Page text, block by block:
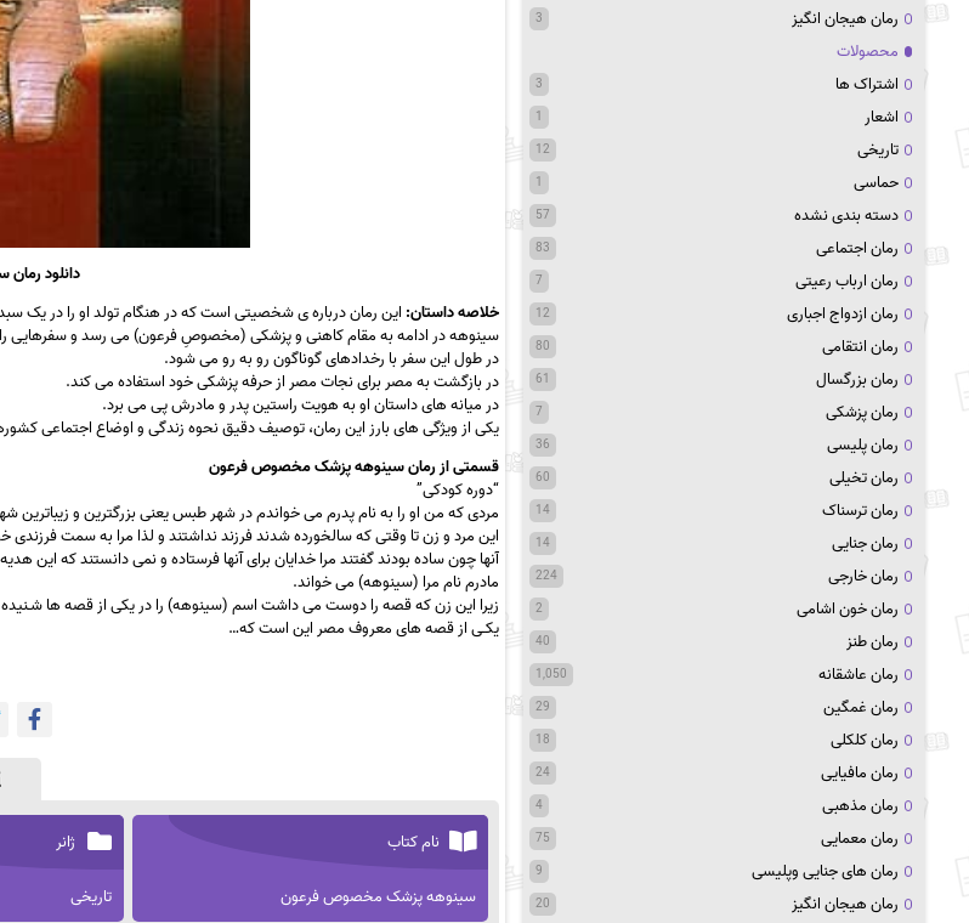
دانلود
خلاصه داستان: این رمان درباره ی شخصیتی است که در هنگام تولد او را در یک
سینوهه در ادامه به مقام کاهنی و پزشکی (مخصوصِ فرعون) می رسد و سفرهایی را
در طول این سفر با رخدادهای گوناگون رو به رو می شود.
در بازگشت به مصر برای نجات مصر از حرفه پزشکی خود استفاده می کند.
در میانه های داستان او به هویت راستین پدر و مادرش پی می برد.
یکی از ویژگی های بارز این رمان، توصیف دقیق نحوه زندگی و اوضاع اجتماعی
قسمتی از رمان سینوهه پزشک مخصوص فرعون
“دوره ﮐﻮدﮐﯽ”
ﻣﺮدی ﮐﻪ ﻣﻦ او را ﺑﻪ ﻧﺎم ﭘﺪرم ﻣﯽ ﺧﻮاﻧﺪم در ﺷﻬﺮ ﻃﺒﺲ ﯾﻌﻨﯽ بزرگترﯾﻦ و زﯾﺒﺎﺗﺮﯾﻦ
اﯾﻦ ﻣﺮد و زن ﺗﺎ وﻗﺘﯽ ﮐﻪ ﺳﺎلخورده ﺷﺪﻧﺪ ﻓﺮزﻧﺪ ﻧﺪاﺷﺘﻨﺪ و ﻟﺬا ﻣﺮا ﺑﻪ ﺳﻤﺖ ﻓﺮزﻧﺪی
آﻧﻬﺎ ﭼﻮن ﺳﺎده ﺑﻮدﻧﺪ ﮔﻔﺘﻨﺪ ﻣﺮا ﺧﺪاﯾﺎن ﺑﺮای آﻧﻬﺎ ﻓﺮﺳﺘﺎده و ﻧﻤﯽ داﻧﺴﺘﻨﺪ ﮐﻪ اﯾﻦ
ﻣﺎدرم نام ﻣﺮا (سینوهه) می خواﻧﺪ.
زﯾﺮا اﯾﻦ زن ﮐﻪ ﻗﺼﻪ را دوﺳﺖ ﻣﯽ داﺷﺖ اﺳﻢ (سینوهه) را در ﯾﮑﯽ از ﻗﺼﻪ ﻫﺎ ﺷـﻨﯿﺪه
ﯾﮑـﯽ از ﻗﺼﻪ ﻫﺎی ﻣﻌﺮوف ﻣﺼﺮ اﯾﻦ اﺳﺖ که…
نام کتاب
سینوهه پزشک مخصوص فرعون
ژانر
تاریخی
رمان هیجان انگیز 3
محصولات
اشتراک ها
3
اشعار 1
تاریخی 12
حماسی 1
دسته بندی نشده 57
رمان اجتماعی 83
رمان ارباب رعیتی 7
رمان ازدواج اجباری 12
رمان انتقامی 80
رمان بزرگسال 61
رمان پزشکی 7
رمان پلیسی 36
رمان تخیلی 60
رمان ترسناک 14
رمان جنایی 14
رمان خارجی 224
رمان خون اشامی 2
رمان طنز 40
رمان عاشقانه 1,050
رمان غمگین 29
رمان کلکلی 18
رمان مافیایی 24
رمان مذهبی 4
رمان معمایی 75
رمان های جنایی وپلیسی 9
رمان هیجان انگیز 20